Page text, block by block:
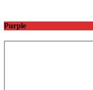
Purple